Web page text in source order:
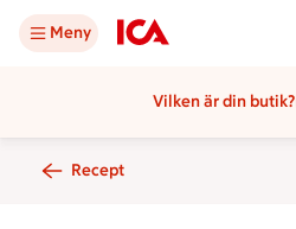
Meny
Vilken är din butik?
Recept